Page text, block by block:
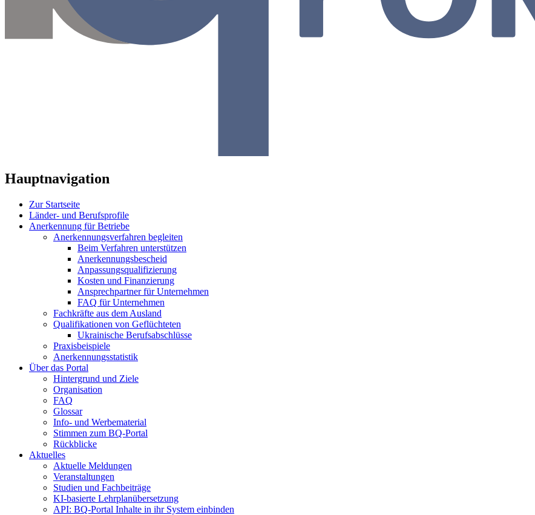
Hauptnavigation
Zur Startseite
Länder- und Berufsprofile
Anerkennung für Betriebe
Anerkennungsverfahren begleiten
Beim Verfahren unterstützen
Anerkennungsbescheid
Anpassungsqualifizierung
Kosten und Finanzierung
Ansprechpartner für Unternehmen
FAQ für Unternehmen
Fachkräfte aus dem Ausland
Qualifikationen von Geflüchteten
Ukrainische Berufsabschlüsse
Praxisbeispiele
Anerkennungsstatistik
Über das Portal
Hintergrund und Ziele
Organisation
FAQ
Glossar
Info- und Werbematerial
Stimmen zum BQ-Portal
Rückblicke
Aktuelles
Aktuelle Meldungen
Veranstaltungen
Studien und Fachbeiträge
KI-basierte Lehrplanübersetzung
API: BQ-Portal Inhalte in ihr System einbinden